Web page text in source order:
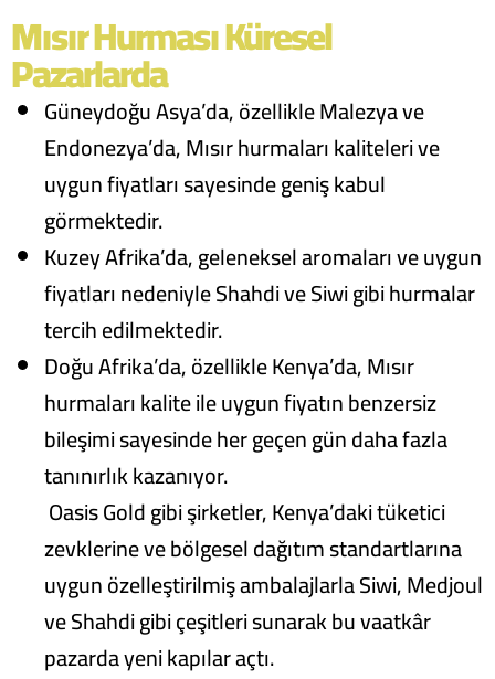
Mısır Hurması Küresel
Pazarlarda
Güneydoğu Asya’da, özellikle Malezya ve
Endonezya’da, Mısır hurmaları kaliteleri ve
uygun fiyatları sayesinde geniş kabul
görmektedir.
Kuzey Afrika’da, geleneksel aromaları ve uygun
fiyatları nedeniyle Shahdi ve Siwi gibi hurmalar
tercih edilmektedir.
Doğu Afrika’da, özellikle Kenya’da, Mısır
hurmaları kalite ile uygun fiyatın benzersiz
bileşimi sayesinde her geçen gün daha fazla
tanınırlık kazanıyor.
Oasis Gold gibi şirketler, Kenya’daki tüketici
zevklerine ve bölgesel dağıtım standartlarına
uygun özelleştirilmiş ambalajlarla Siwi, Medjoul
ve Shahdi gibi çeşitleri sunarak bu vaatkâr
pazarda yeni kapılar açtı.